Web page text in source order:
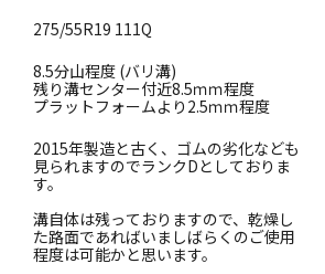
275/55R19 111Q
8.5分山程度 (バリ溝)
残り溝センター付近8.5ｍｍ程度
プラットフォームより2.5ｍｍ程度
2015年製造と古く、ゴムの劣化なども
見られますのでランクDとしておりま
す。
溝自体は残っておりますので、乾燥し
た路面であればいましばらくのご使用
程度は可能かと思います。